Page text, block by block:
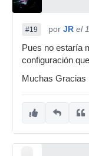
#19 por JR el
Pues no estaría
configuración
Muchas Gracias